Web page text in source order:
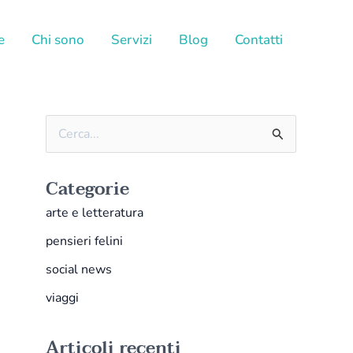
Chi sono Servizi Blog Contatti
r
c
a
:
Categorie
arte e letteratura
pensieri felini
social news
viaggi